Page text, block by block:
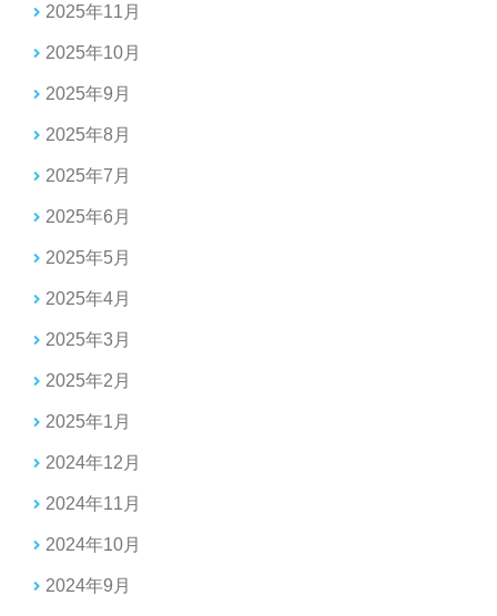
2025年11月
2025年10月
2025年9月
2025年8月
2025年7月
2025年6月
2025年5月
2025年4月
2025年3月
2025年2月
2025年1月
2024年12月
2024年11月
2024年10月
2024年9月